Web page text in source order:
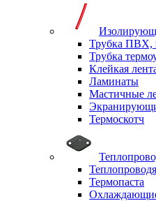
Трубка ПВХ,
Трубка
Клейкая
Ламинаты
Мастичные
Термоскотч
Термопаста